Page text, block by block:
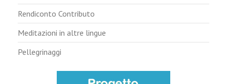
Rendiconto Contributo
Meditazioni in altre lingue
Pellegrinaggi